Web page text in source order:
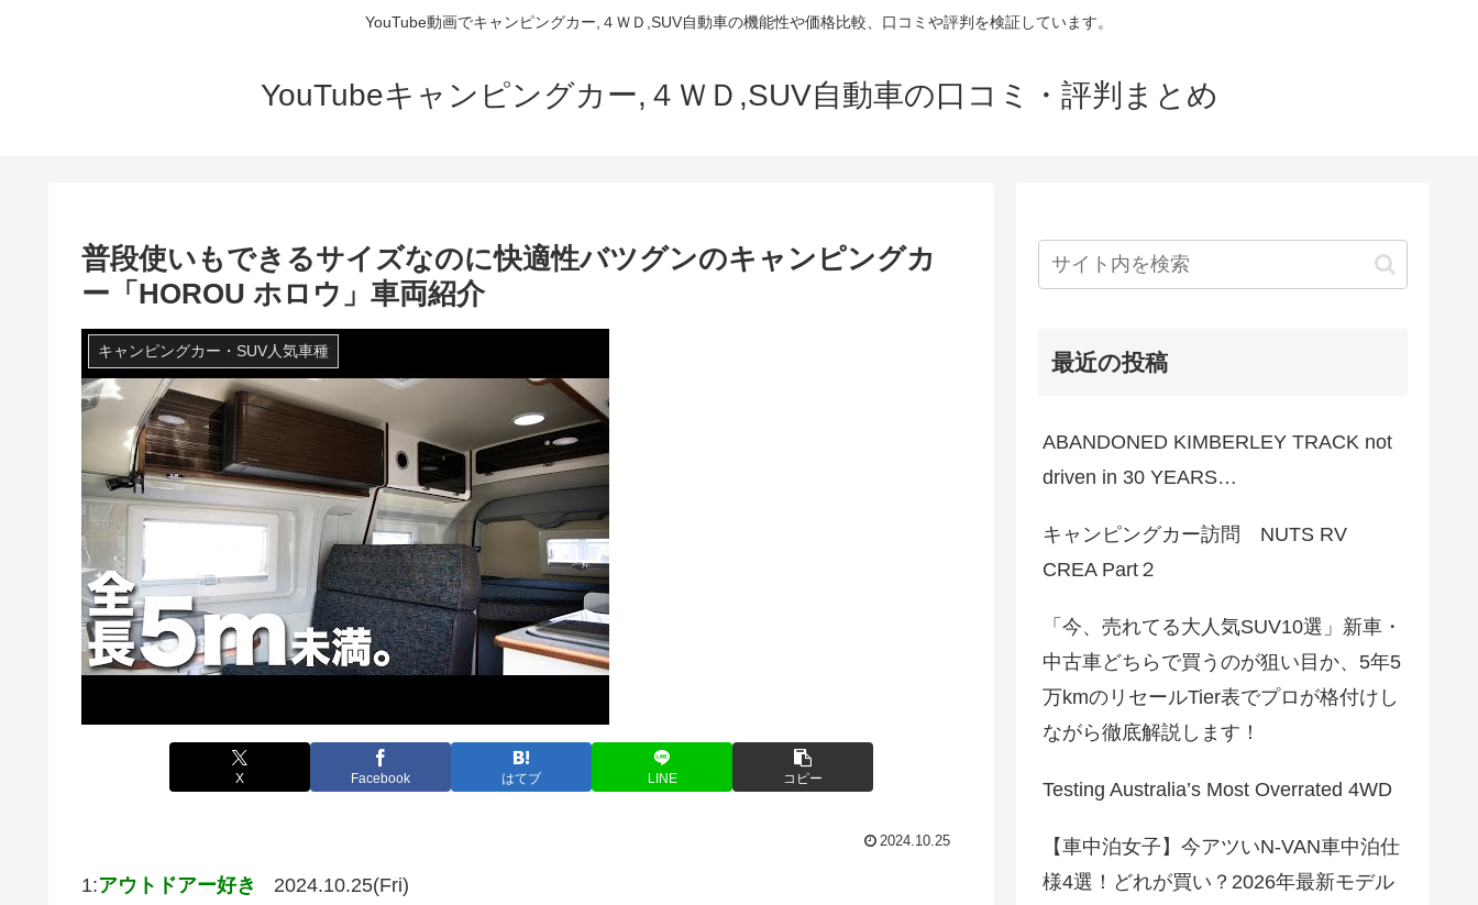
YouTube動画でキャンピングカー,４ＷＤ,SUV自動車の機能性や価格比較、口コミや評判を検証しています。
YouTubeキャンピングカー,４ＷＤ,SUV自動車の口コミ・評判まとめ
普段使いもできるサイズなのに快適性バツグンのキャンピングカ
ー「HOROU ホロウ」車両紹介
キャンピングカー・SUV人気車種
X Facebook はてブ LINE コピー
2024.10.25
1:アウトドアー好き 2024.10.25(Fri)
最近の投稿
ABANDONED KIMBERLEY TRACK not
driven in 30 YEARS…
キャンピングカー訪問 NUTS RV
CREA Part２
「今、売れてる大人気SUV10選」新車・
中古車どちらで買うのが狙い目か、5年5
万kmのリセールTier表でプロが格付けし
ながら徹底解説します！
Testing Australia’s Most Overrated 4WD
【車中泊女子】今アツいN-VAN車中泊仕
様4選！どれが買い？2026年最新モデル